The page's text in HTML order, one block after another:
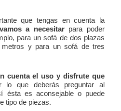
que tengas en cuenta la
a necesitarpara poder
para un sofá de dos plazas
metros y para un sofá de tres
cuenta el uso y disfrute que
lo que deberás preguntar al
ésta es aconsejable o puede
tipo de piezas.